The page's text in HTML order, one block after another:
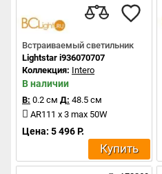
Встраиваемый светильник
Lightstar i936070707
Коллекция: Intero
В наличии
В: 0.2 см Д: 48.5 см
AR111 x 3 max 50W
Цена: 5 496 Р.
Купить